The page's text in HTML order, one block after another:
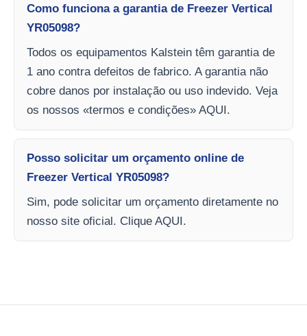
Como funciona a garantia de Freezer Vertical
YR05098?
Todos os equipamentos Kalstein têm garantia de
1 ano contra defeitos de fabrico. A garantia não
cobre danos por instalação ou uso indevido. Veja
os nossos «termos e condições» AQUI.
Posso solicitar um orçamento online de
Freezer Vertical YR05098?
Sim, pode solicitar um orçamento diretamente no
nosso site oficial. Clique AQUI.